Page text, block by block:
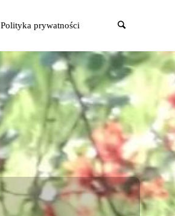
Polityka prywatności